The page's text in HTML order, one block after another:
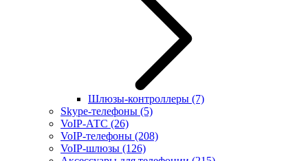
Шлюзы-контроллеры (7)
Skype-телефоны (5)
VoIP-АТС (26)
VoIP-телефоны (208)
VoIP-шлюзы (126)